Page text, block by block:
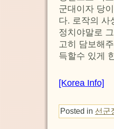
군대이자 당
다. 로작의 사
정치야말로
고히 담보해
득할수 있게
[Korea Info]
Posted in 선군